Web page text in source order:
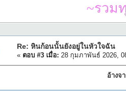
~รวม
Re: หินก้อนนั้นยังอยู่ในหัวใจฉัน
« ตอบ #3 เมื่อ: 28 กุมภาพันธ์ 2026,
อ้างจ